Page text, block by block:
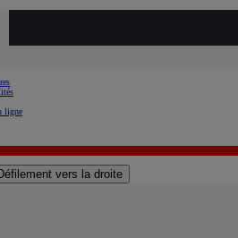
ligne
vers la droite